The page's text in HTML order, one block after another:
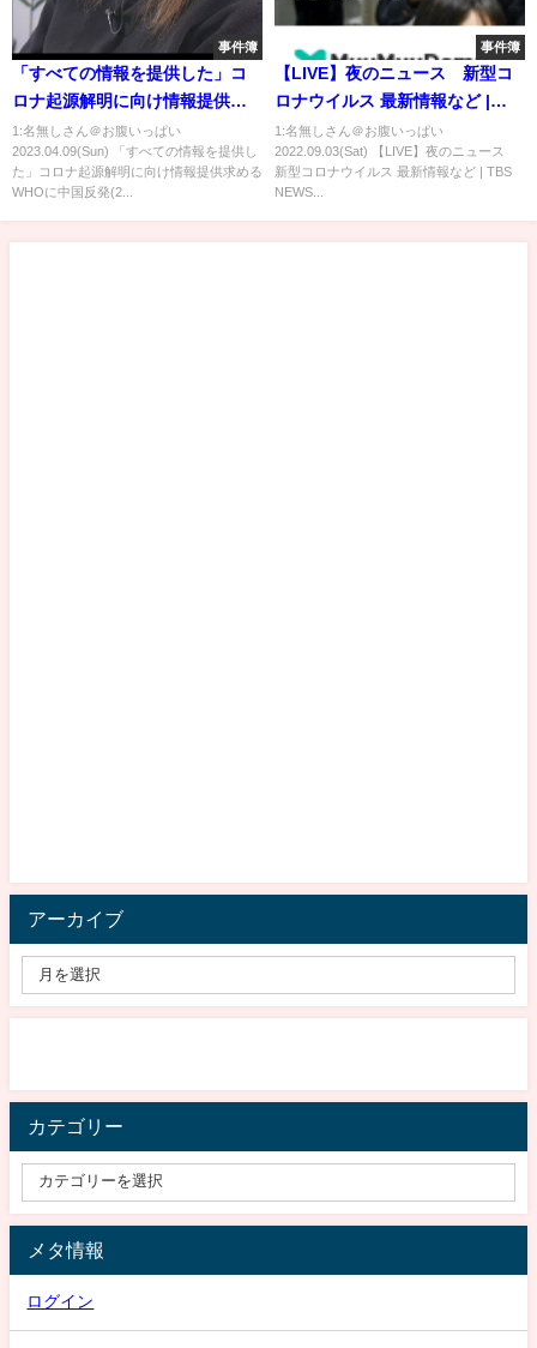
事件簿
「すべての情報を提供した」コ
ロナ起源解明に向け情報提供求
めるWHOに中国反発(2023年4月
8日)
1:名無しさん＠お腹いっぱい
2023.04.09(Sun) 「すべての情報を提供し
た」コロナ起源解明に向け情報提供求める
WHOに中国反発(2...
事件簿
【LIVE】夜のニュース 新型コ
ロナウイルス 最新情報など |
TBS NEWS DIG（9月2日）
1:名無しさん＠お腹いっぱい
2022.09.03(Sat) 【LIVE】夜のニュース
新型コロナウイルス 最新情報など | TBS
NEWS...
アーカイブ
カテゴリー
メタ情報
ログイン